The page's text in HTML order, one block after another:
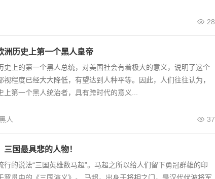
28
洲历史上第一个黑人皇帝
史上的第一个黑人总统，对美国社会有着极大的意义，说明了这个
视程度已经大大降低，有望达到人种平等。因此，人们往往认为，
上第一个黑人统治者，具有跨时代的意义...
37
黑人
三国最具悲的人物！
行的说法“三国英雄数马超”。马超之所以给人们留下勇冠群雄的印